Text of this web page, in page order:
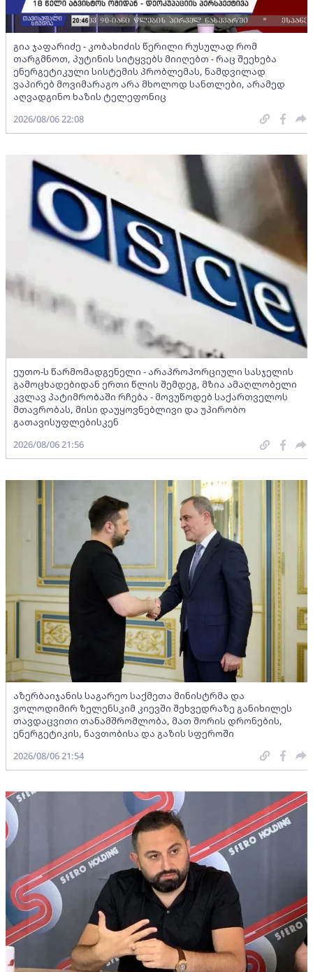
გია ჯაფარიძე - კობახიძის წერილი რუსულად რომ
თარგმნოთ, პუტინის სიტყვებს მიიღებთ - რაც შეეხება
ენერგეტიკული სისტემის პრობლემას, ნამდვილად
ვაპირებ მოვიმარაგო არა მხოლოდ სანთლები, არამედ
აღვადგინო ხაზის ტელეფონიც
2026/08/06 22:08
ეუთო-ს წარმომადგენელი - არაპროპორციული სასჯელის
გამოცხადებიდან ერთი წლის შემდეგ, მზია ამაღლობელი
კვლავ პატიმრობაში რჩება - მოვუწოდებ საქართველოს
მთავრობას, მისი დაუყოვნებლივი და უპირობო
გათავისუფლებისკენ
2026/08/06 21:56
აზერბაიჯანის საგარეო საქმეთა მინისტრმა და
ვოლოდიმირ ზელენსკიმ კიევში შეხვედრაზე განიხილეს
თავდაცვითი თანამშრომლობა, მათ შორის დრონების,
ენერგეტიკის, ნავთობისა და გაზის სფეროში
2026/08/06 21:54